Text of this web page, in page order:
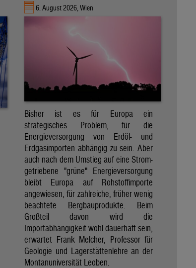
6. August 2026, Wien
Bisher ist es für Europa ein
strategisches Problem, für die
Energieversorgung von Erdöl- und
Erdgasimporten abhängig zu sein. Aber
auch nach dem Umstieg auf eine Strom-
getriebene "grüne" Energieversorgung
bleibt Europa auf Rohstoffimporte
angewiesen, für zahlreiche, früher wenig
beachtete Bergbauprodukte. Beim
Großteil davon wird die
Importabhängigkeit wohl dauerhaft sein,
erwartet Frank Melcher, Professor für
Geologie und Lagerstättenlehre an der
Montanuniversität Leoben.